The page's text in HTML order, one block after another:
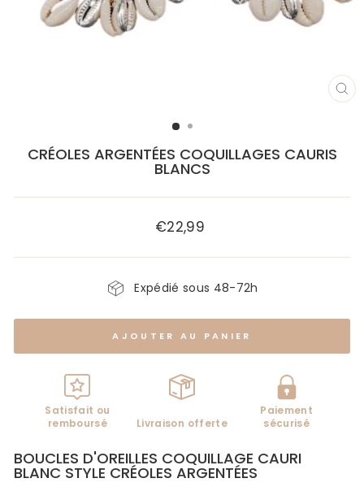
CRÉOLES ARGENTÉES COQUILLAGES CAURIS
BLANCS
Prix
€22,99
Expédié sous 48-72h
AJOUTER AU PANIER
Satisfait ou
remboursé
Livraison offerte
Paiement
sécurisé
BOUCLES D'OREILLES COQUILLAGE CAURI
BLANC STYLE CRÉOLES ARGENTÉES